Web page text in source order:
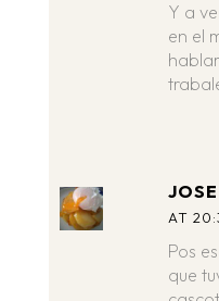
Y a
en el
JOSE
AT
Pos
que